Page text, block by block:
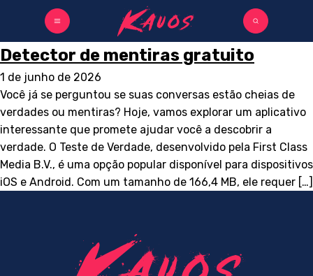
Detector de mentiras gratuito
1 de junho de 2026
Você já se perguntou se suas conversas estão cheias de
verdades ou mentiras? Hoje, vamos explorar um aplicativo
interessante que promete ajudar você a descobrir a
verdade. O Teste de Verdade, desenvolvido pela First Class
Media B.V., é uma opção popular disponível para dispositivos
iOS e Android. Com um tamanho de 166,4 MB, ele requer […]